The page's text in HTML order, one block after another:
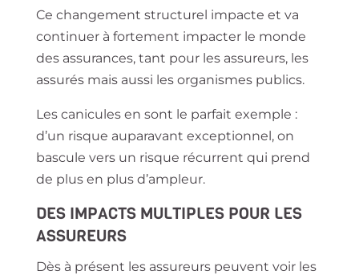
Ce changement structurel impacte et va
continuer à fortement impacter le monde
des assurances, tant pour les assureurs, les
assurés mais aussi les organismes publics.
Les canicules en sont le parfait exemple :
d’un risque auparavant exceptionnel, on
bascule vers un risque récurrent qui prend
de plus en plus d’ampleur.
DES IMPACTS MULTIPLES POUR LES
ASSUREURS
Dès à présent les assureurs peuvent voir les